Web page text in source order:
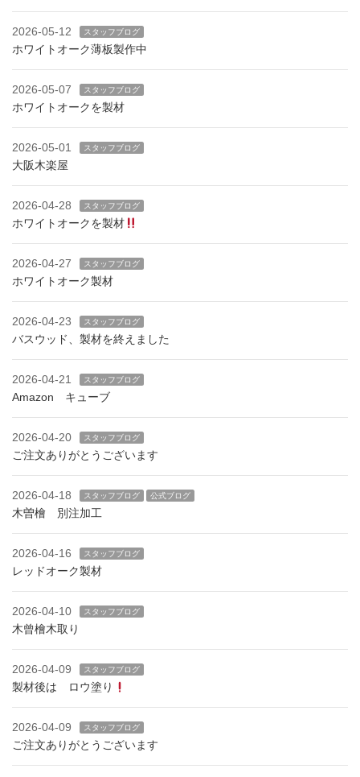
2026-05-12 スタッフブログ
ホワイトオーク薄板製作中
2026-05-07 スタッフブログ
ホワイトオークを製材
2026-05-01 スタッフブログ
大阪木楽屋
2026-04-28 スタッフブログ
ホワイトオークを製材
2026-04-27 スタッフブログ
ホワイトオーク製材
2026-04-23 スタッフブログ
バスウッド、製材を終えました
2026-04-21 スタッフブログ
Amazon キューブ
2026-04-20 スタッフブログ
ご注文ありがとうございます
2026-04-18 スタッフブログ 公式ブログ
木曽檜 別注加工
2026-04-16 スタッフブログ
レッドオーク製材
2026-04-10 スタッフブログ
木曾檜木取り
2026-04-09 スタッフブログ
製材後は ロウ塗り
2026-04-09 スタッフブログ
ご注文ありがとうございます